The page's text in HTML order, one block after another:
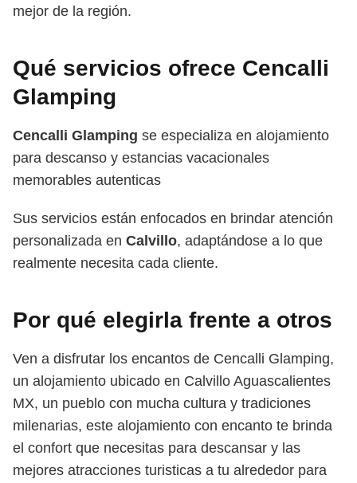
mejor de la región.
Qué servicios ofrece Cencalli
Glamping
Cencalli Glamping se especializa en alojamiento
para descanso y estancias vacacionales
memorables autenticas
Sus servicios están enfocados en brindar atención
personalizada en Calvillo, adaptándose a lo que
realmente necesita cada cliente.
Por qué elegirla frente a otros
Ven a disfrutar los encantos de Cencalli Glamping,
un alojamiento ubicado en Calvillo Aguascalientes
MX, un pueblo con mucha cultura y tradiciones
milenarias, este alojamiento con encanto te brinda
el confort que necesitas para descansar y las
mejores atracciones turisticas a tu alrededor para